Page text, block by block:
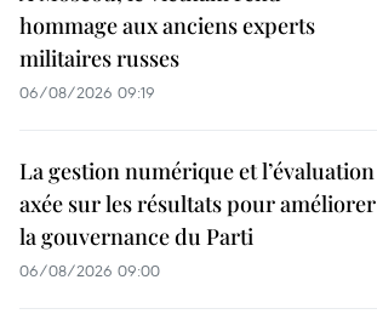
hommage aux anciens experts
militaires russes
06/08/2026 09:19
La gestion numérique et l’évaluation
axée sur les résultats pour améliorer
la gouvernance du Parti
06/08/2026 09:00